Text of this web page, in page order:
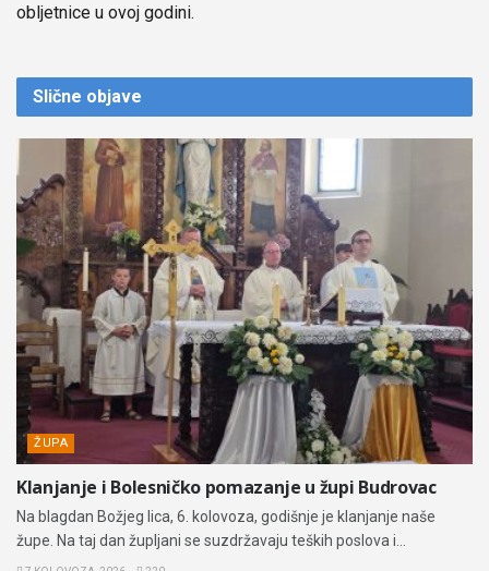
obljetnice u ovoj godini.
Slične objave
ŽUPA
Klanjanje i Bolesničko pomazanje u župi Budrovac
Na blagdan Božjeg lica, 6. kolovoza, godišnje je klanjanje naše
župe. Na taj dan župljani se suzdržavaju teških poslova i...